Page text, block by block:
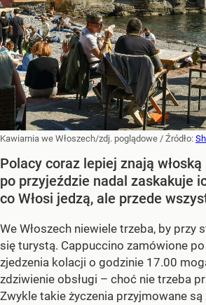
Kawiarnia we Włoszech/zdj. poglądowe / Źródło:
Polacy coraz lepiej znają
po przyjeździe nadal zaskakuje
co Włosi jedzą, ale przede
We Włoszech niewiele trzeba, by przy
się turystą. Cappuccino zamówione
zjedzenia kolacji o godzinie 17.00
zdziwienie obsługi – choć nie trzeba
Zwykle takie życzenia przyjmowane